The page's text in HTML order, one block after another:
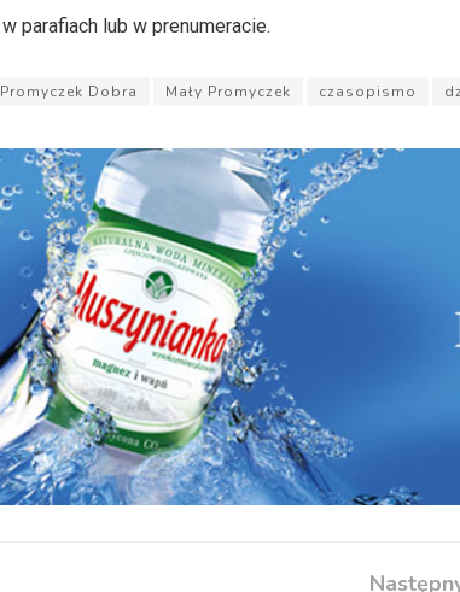
parafiach lub w prenumeracie.
Promyczek Dobra Mały Promyczek czasopismo